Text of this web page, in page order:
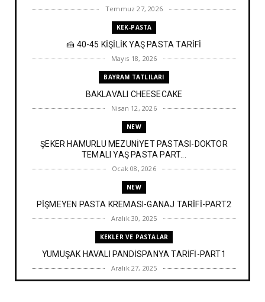
Temmuz 27, 2026
KEK-PASTA
🍰 40-45 KİŞİLİK YAŞ PASTA TARİFİ
Mayıs 18, 2026
BAYRAM TATLILARI
BAKLAVALI CHEESECAKE
Nisan 12, 2026
NEW
ŞEKER HAMURLU MEZUNİYET PASTASI-DOKTOR
TEMALI YAŞ PASTA PART...
Ocak 08, 2026
NEW
PİŞMEYEN PASTA KREMASI-GANAJ TARİFİ-PART2
Aralık 30, 2025
KEKLER VE PASTALAR
YUMUŞAK HAVALI PANDİSPANYA TARİFİ-PART1
Aralık 27, 2025